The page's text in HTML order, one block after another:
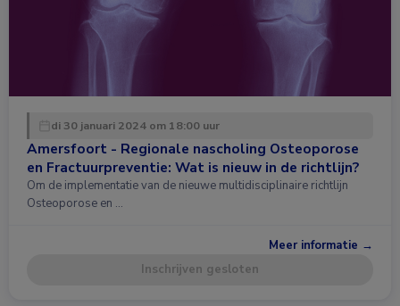
di 30 januari 2024 om 18:00 uur
Amersfoort - Regionale nascholing Osteoporose
en Fractuurpreventie: Wat is nieuw in de richtlijn?
Om de implementatie van de nieuwe multidisciplinaire richtlijn
Osteoporose en …
Meer informatie →
Inschrijven gesloten